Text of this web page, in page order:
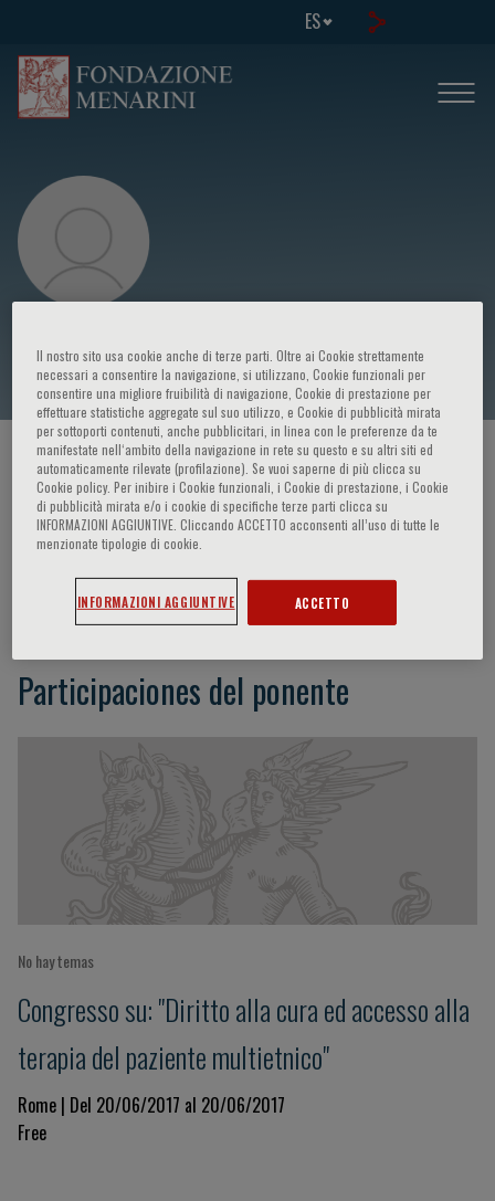
ES
Guglielmo Meregalli
HOME PAGE / CURSOS Y EVENTOS / ORADOR
Guglielmo Meregalli
Participaciones del ponente
No hay temas
Congresso su: "Diritto alla cura ed accesso alla
terapia del paziente multietnico"
Rome | Del 20/06/2017 al 20/06/2017
Free
Il nostro sito usa cookie anche di terze parti. Oltre ai Cookie strettamente
necessari a consentire la navigazione, si utilizzano, Cookie funzionali per
consentire una migliore fruibilità di navigazione, Cookie di prestazione per
effettuare statistiche aggregate sul suo utilizzo, e Cookie di pubblicità mirata
per sottoporti contenuti, anche pubblicitari, in linea con le preferenze da te
manifestate nell‘ambito della navigazione in rete su questo e su altri siti ed
automaticamente rilevate (profilazione). Se vuoi saperne di più clicca su
Cookie policy. Per inibire i Cookie funzionali, i Cookie di prestazione, i Cookie
di pubblicità mirata e/o i cookie di specifiche terze parti clicca su
INFORMAZIONI AGGIUNTIVE. Cliccando ACCETTO acconsenti all’uso di tutte le
menzionate tipologie di cookie.
INFORMAZIONI AGGIUNTIVE ACCETTO